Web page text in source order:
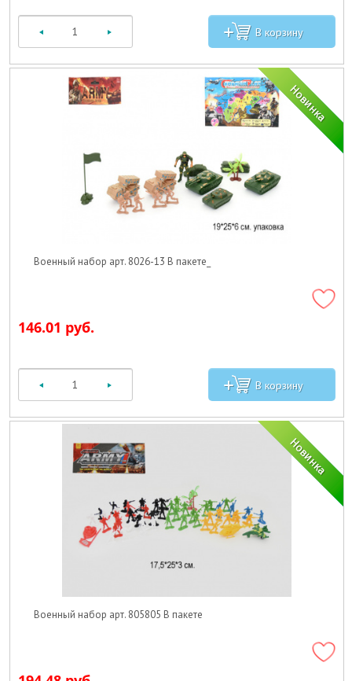
Военный набор арт. 8026-13 В пакете_
146.01 руб.
Военный набор арт. 805805 В пакете